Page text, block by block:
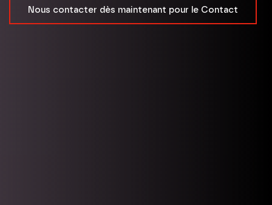
Nous contacter dès maintenant pour le Contact